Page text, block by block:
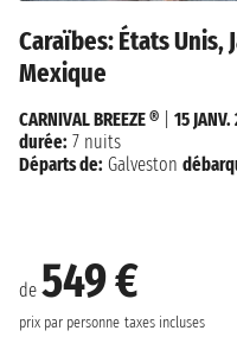
Caraïbes: États Unis,
Mexique
de 549 €
prix par personne taxes incluses
CARNIVAL BREEZE ®
15
durée: 7 nuits
Départs de: Galveston